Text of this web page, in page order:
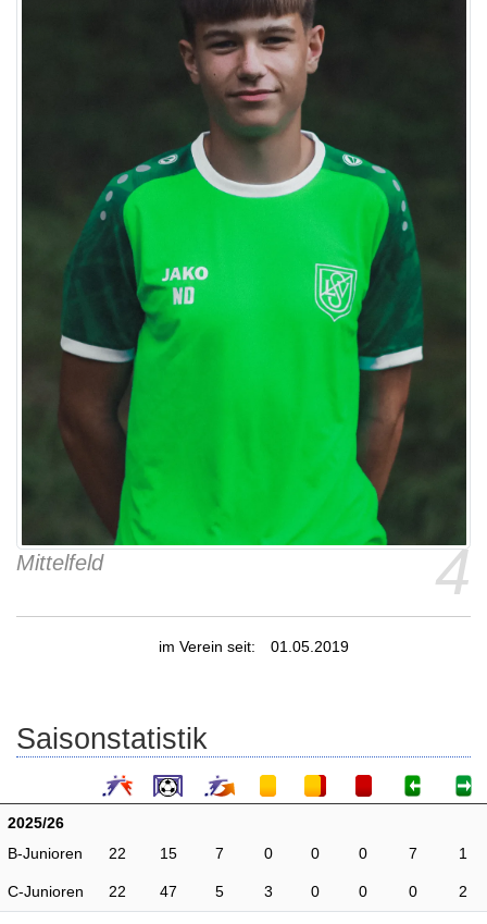
4
Mittelfeld
im Verein seit: 01.05.2019
Saisonstatistik
2025/26
B-Junioren
22 15 7 0 0 0 7 1
C-Junioren 22 47 5 3 0 0 0 2